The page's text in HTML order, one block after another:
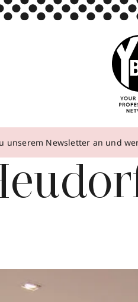
unserem Newsletter an und